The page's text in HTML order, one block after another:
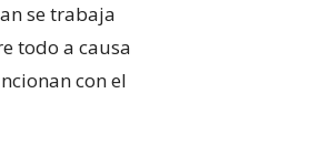
se trabaja
todo a causa
con el